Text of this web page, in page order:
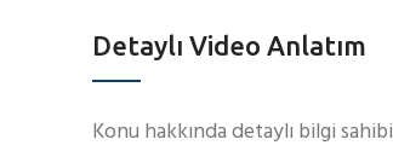
Detaylı Video Anlatım
Konu hakkında detaylı bilgi